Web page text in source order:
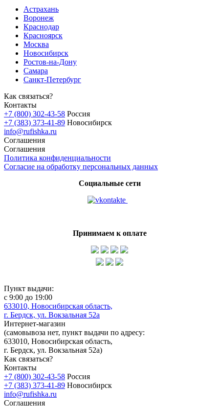
Астрахань
Воронеж
Краснодар
Красноярск
Москва
Новосибирск
Ростов-на-Дону
Самара
Санкт-Петербург
Как связаться?
Контакты
+7 (800) 302-43-58 Россия
+7 (383) 373-41-89 Новосибирск
info@rufishka.ru
Соглашения
Соглашения
Политика конфиденциальности
Согласие на обработку персональных данных
Социальные сети
Принимаем к оплате
Пункт выдачи:
с 9:00 до 19:00
633010, Новосибирская область,
г. Бердск, ул. Вокзальная 52а
Интернет-магазин
(самовывоза нет, пункт выдачи по адресу:
633010, Новосибирская область,
г. Бердск, ул. Вокзальная 52а)
Как связаться?
Контакты
+7 (800) 302-43-58 Россия
+7 (383) 373-41-89 Новосибирск
info@rufishka.ru
Соглашения